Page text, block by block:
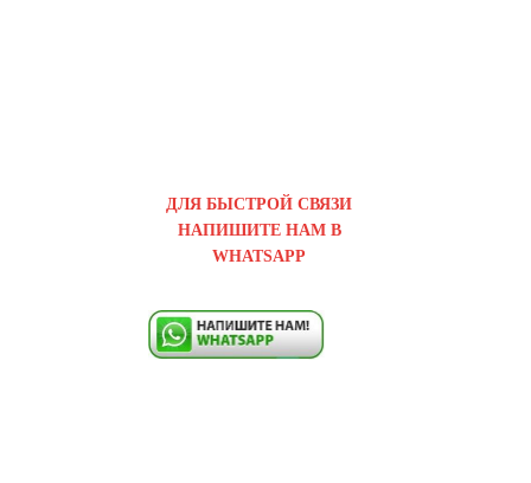
ДЛЯ БЫСТРОЙ СВЯЗИ
НАПИШИТЕ НАМ В
WHATSAPP